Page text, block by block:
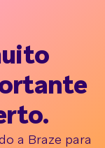
a Braze para